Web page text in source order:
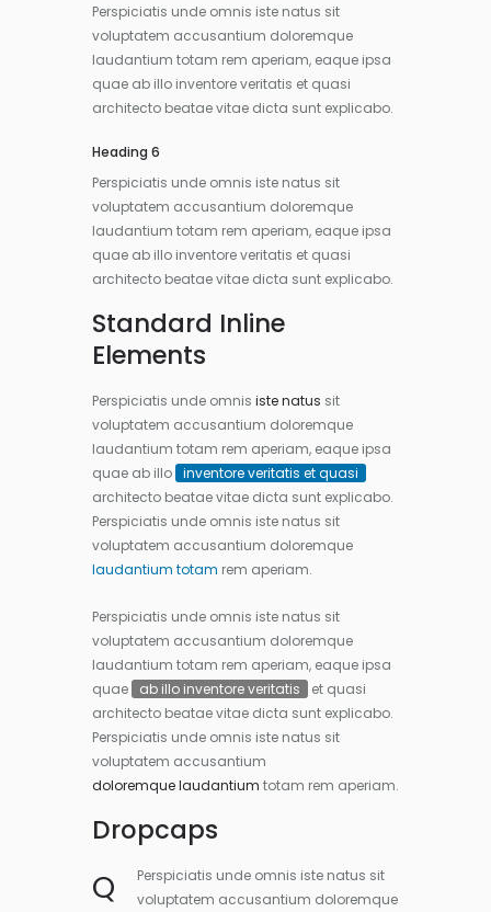
Perspiciatis unde omnis iste natus sit
voluptatem accusantium doloremque
laudantium totam rem aperiam, eaque ipsa
quae ab illo inventore veritatis et quasi
architecto beatae vitae dicta sunt explicabo.
Heading 6
Perspiciatis unde omnis iste natus sit
voluptatem accusantium doloremque
laudantium totam rem aperiam, eaque ipsa
quae ab illo inventore veritatis et quasi
architecto beatae vitae dicta sunt explicabo.
Standard Inline
Elements
Perspiciatis unde omnis iste natus sit
voluptatem accusantium doloremque
laudantium totam rem aperiam, eaque ipsa
quae ab illo inventore veritatis et quasi
architecto beatae vitae dicta sunt explicabo.
Perspiciatis unde omnis iste natus sit
voluptatem accusantium doloremque
laudantium totam rem aperiam.
Perspiciatis unde omnis iste natus sit
voluptatem accusantium doloremque
laudantium totam rem aperiam, eaque ipsa
quae
ab illo inventore veritatis
et quasi
architecto beatae vitae dicta sunt explicabo.
Perspiciatis unde omnis iste natus sit
voluptatem accusantium
doloremque laudantium totam rem aperiam.
Dropcaps
Q
Perspiciatis unde omnis iste natus sit
voluptatem accusantium doloremque